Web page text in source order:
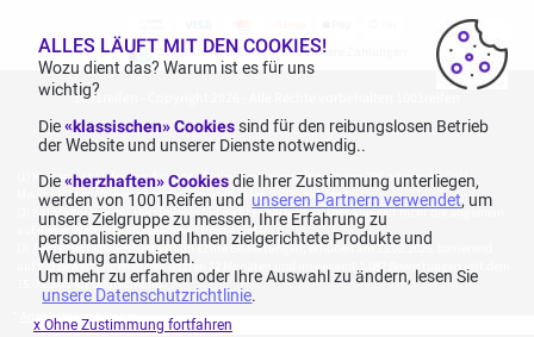
100 % sicherer Einkauf und sichere Zahlungen
1001reifen - Copyright 2026 - Alle Rechte vorbehalten 1001reifen
Kostenlose Lieferung: für jeden Einkauf mit einem Betrag von 70€ oder mehr (inkl.
MwSt.) (unter 70€ betragen die Versandkosten 7,90€ inkl. MwSt.).
Katalogpreise des Herstellers sind nicht rabattierbar. Dies spiegelt nicht die allgemein
auf dieser Webseite angegebenen Preise wider.
Aggregierte Bewertungen von Echte Bewertungen, erhoben am 23.02.2026, basierend
auf 939 Bewertungen in den letzten 12 Monaten und insgesamt 1.082 Bewertungen seit dem
15.06.2022 für Deutschland.
Angebotskonditionen
ALLES LÄUFT MIT DEN COOKIES!
Wozu dient das? Warum ist es für uns
wichtig?
Die«klassischen» Cookiessind für den reibungslosen Betrieb
der Website und unserer Dienste notwendig..
Die«herzhaften» Cookies die Ihrer Zustimmung unterliegen,
werden von 1001Reifen und unseren Partnern verwendet, um
unsere Zielgruppe zu messen, Ihre Erfahrung zu
personalisieren und Ihnen zielgerichtete Produkte und
Werbung anzubieten.
Um mehr zu erfahren oder Ihre Auswahl zu ändern, lesen Sie
unsere Datenschutzrichtlinie.
x Ohne Zustimmung fortfahren